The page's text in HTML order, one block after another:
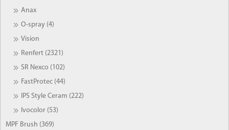
Anax
O-spray (4)
Vision
Renfert (2321)
SR Nexco (102)
FastProtec (44)
IPS Style Ceram (222)
Ivocolor (53)
MPF Brush (369)